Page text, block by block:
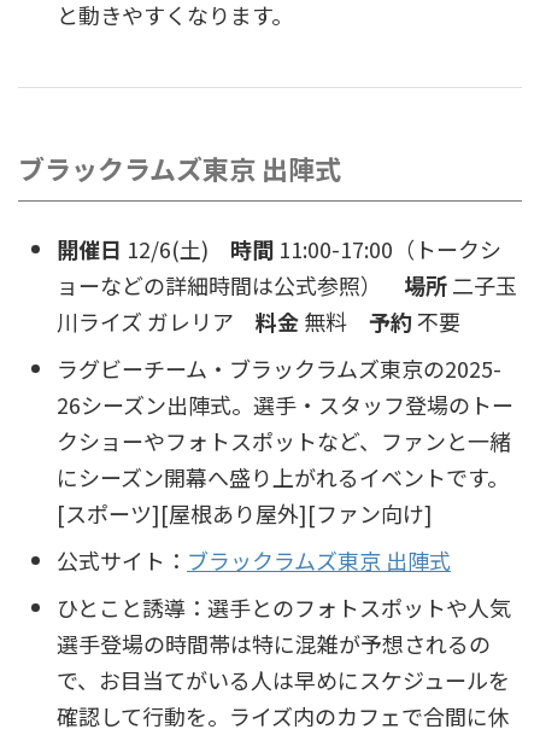
と動きやすくなります。
ブラックラムズ東京 出陣式
開催日 12/6(土) 時間 11:00-17:00（トークシ
ョーなどの詳細時間は公式参照） 場所二子玉
川ライズ ガレリア 料金無料 予約不要
ラグビーチーム・ブラックラムズ東京の2025-
26シーズン出陣式。選手・スタッフ登場のトー
クショーやフォトスポットなど、ファンと一緒
にシーズン開幕へ盛り上がれるイベントです。
[スポーツ][屋根あり屋外][ファン向け]
公式サイト： ブラックラムズ東京 出陣式
ひとこと誘導：選手とのフォトスポットや人気
選手登場の時間帯は特に混雑が予想されるの
で、お目当てがいる人は早めにスケジュールを
確認して行動を。ライズ内のカフェで合間に休